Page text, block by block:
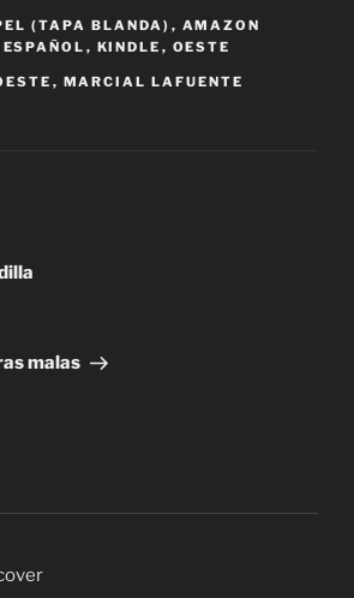
(TAPA BLANDA) , AMAZON
ESPAÑOL , KINDLE , OESTE
, MARCIAL LAFUENTE
malas